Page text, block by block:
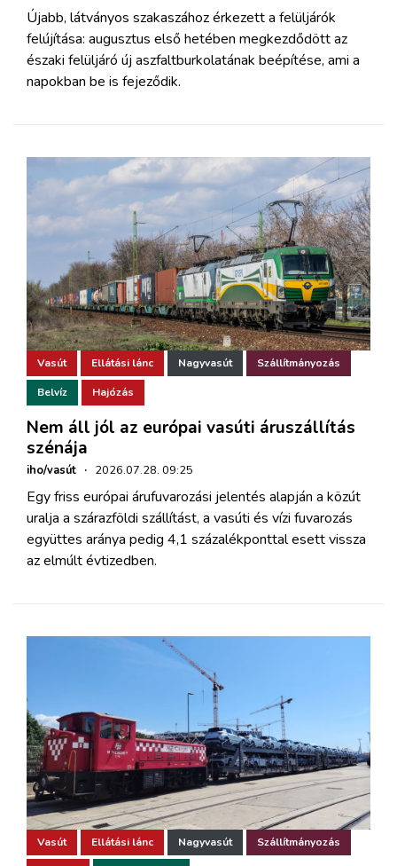
Újabb, látványos szakaszához érkezett a felüljárók
felújítása: augusztus első hetében megkezdődött az
északi felüljáró új aszfaltburkolatának beépítése, ami a
napokban be is fejeződik.
Vasút Ellátási lánc Nagyvasút Szállítmányozás
Belvíz Hajózás
Nem áll jól az európai vasúti áruszállítás
szénája
iho/vasút · 2026.07.28. 09:25
Egy friss európai árufuvarozási jelentés alapján a közút
uralja a szárazföldi szállítást, a vasúti és vízi fuvarozás
együttes aránya pedig 4,1 százalékponttal esett vissza
az elmúlt évtizedben.
Vasút Ellátási lánc Nagyvasút Szállítmányozás